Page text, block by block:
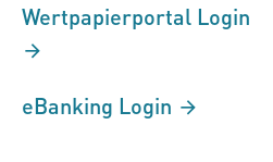
Wertpapierportal Login
eBanking Login